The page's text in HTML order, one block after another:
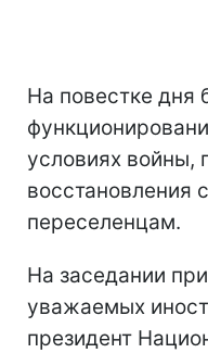
На повестке дня
условиях войны,
восстановления
переселенцам.
На заседании
уважаемых
президент